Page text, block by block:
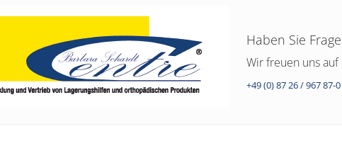
Haben Sie
Wir freuen uns auf
+49 (0) 87 26 / 967 87-0